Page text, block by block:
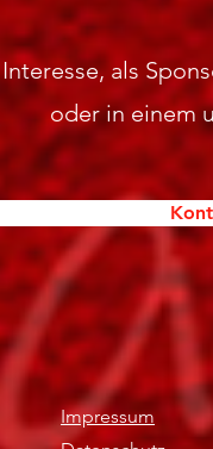
als
oder in einem
Impressum